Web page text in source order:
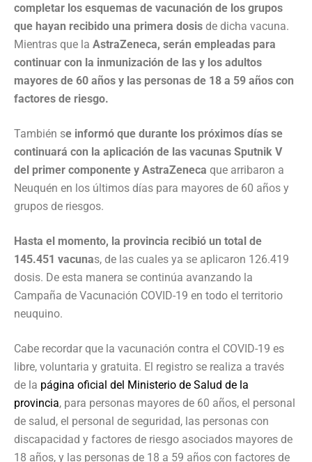
completar los esquemas de vacunación de los grupos
que hayan recibido una primera dosis de dicha vacuna.
Mientras que la AstraZeneca, serán empleadas para
continuar con la inmunización de las y los adultos
mayores de 60 años y las personas de 18 a 59 años con
factores de riesgo.
También se informó que durante los próximos días se
continuará con la aplicación de las vacunas Sputnik V
del primer componente y AstraZeneca que arribaron a
Neuquén en los últimos días para mayores de 60 años y
grupos de riesgos.
Hasta el momento, la provincia recibió un total de
145.451 vacunas, de las cuales ya se aplicaron 126.419
dosis. De esta manera se continúa avanzando la
Campaña de Vacunación COVID-19 en todo el territorio
neuquino.
Cabe recordar que la vacunación contra el COVID-19 es
libre, voluntaria y gratuita. El registro se realiza a través
de la página oficial del Ministerio de Salud de la
provincia, para personas mayores de 60 años, el personal
de salud, el personal de seguridad, las personas con
discapacidad y factores de riesgo asociados mayores de
18 años, y las personas de 18 a 59 años con factores de